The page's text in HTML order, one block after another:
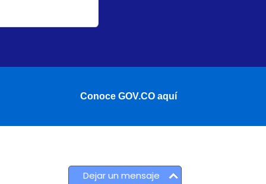
Dejar un mensaje
Conoce GOV.CO aquí